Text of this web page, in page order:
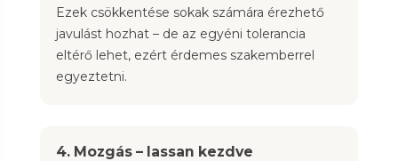
Ezek csökkentése sokak számára érezhető
javulást hozhat – de az egyéni tolerancia
eltérő lehet, ezért érdemes szakemberrel
egyeztetni.
4. Mozgás – lassan kezdve